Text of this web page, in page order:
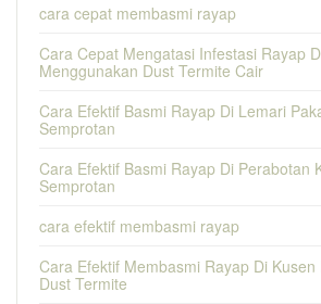
cara cepat membasmi rayap
Cara Cepat Mengatasi Infestasi Rayap
Menggunakan Dust Termite Cair
Cara Efektif Basmi Rayap Di Lemari
Semprotan
Cara Efektif Basmi Rayap Di Perabotan
Semprotan
cara efektif membasmi rayap
Cara Efektif Membasmi Rayap Di Kusen
Dust Termite